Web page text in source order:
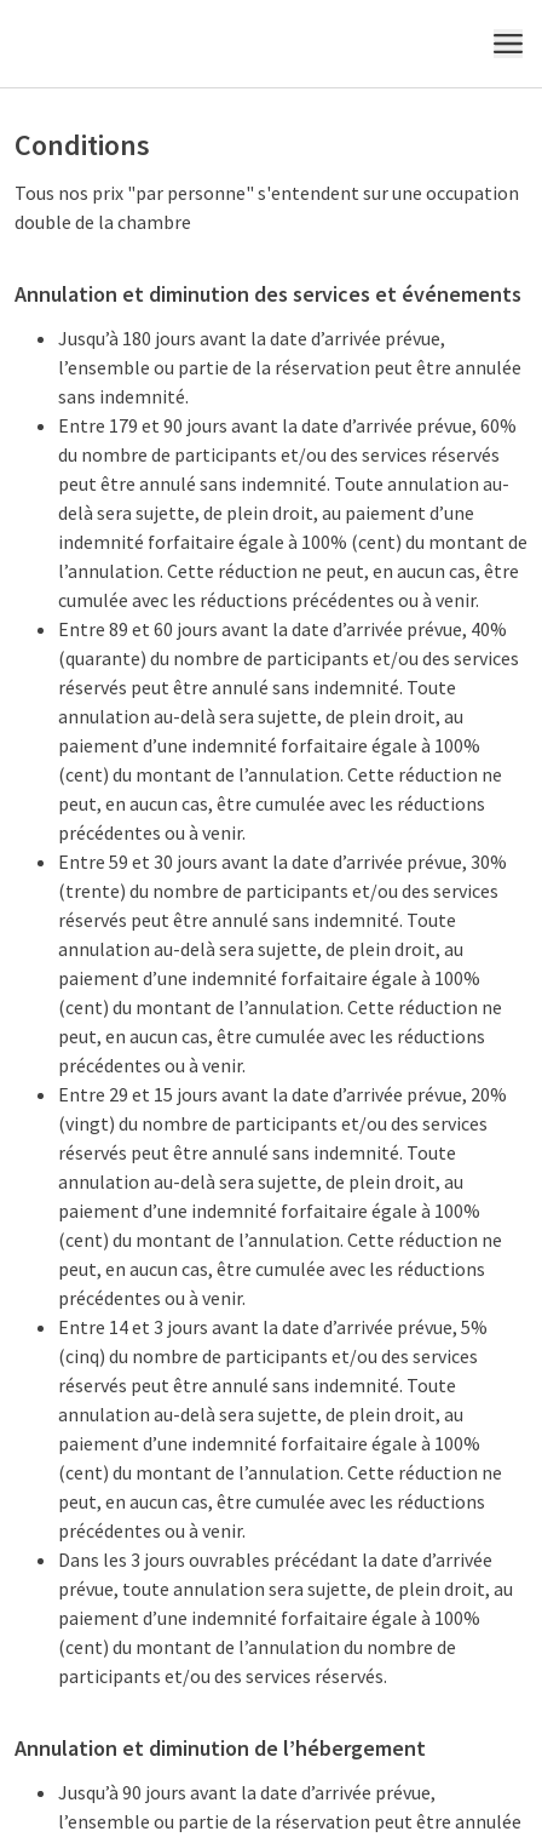
MENU
Conditions
Tous nos prix "par personne" s'entendent sur une occupation
double de la chambre
Annulation et diminution des services et événements
Jusqu’à 180 jours avant la date d’arrivée prévue,
l’ensemble ou partie de la réservation peut être annulée
sans indemnité.
Entre 179 et 90 jours avant la date d’arrivée prévue, 60%
du nombre de participants et/ou des services réservés
peut être annulé sans indemnité. Toute annulation au-
delà sera sujette, de plein droit, au paiement d’une
indemnité forfaitaire égale à 100% (cent) du montant de
l’annulation. Cette réduction ne peut, en aucun cas, être
cumulée avec les réductions précédentes ou à venir.
Entre 89 et 60 jours avant la date d’arrivée prévue, 40%
(quarante) du nombre de participants et/ou des services
réservés peut être annulé sans indemnité. Toute
annulation au-delà sera sujette, de plein droit, au
paiement d’une indemnité forfaitaire égale à 100%
(cent) du montant de l’annulation. Cette réduction ne
peut, en aucun cas, être cumulée avec les réductions
précédentes ou à venir.
Entre 59 et 30 jours avant la date d’arrivée prévue, 30%
(trente) du nombre de participants et/ou des services
réservés peut être annulé sans indemnité. Toute
annulation au-delà sera sujette, de plein droit, au
paiement d’une indemnité forfaitaire égale à 100%
(cent) du montant de l’annulation. Cette réduction ne
peut, en aucun cas, être cumulée avec les réductions
précédentes ou à venir.
Entre 29 et 15 jours avant la date d’arrivée prévue, 20%
(vingt) du nombre de participants et/ou des services
réservés peut être annulé sans indemnité. Toute
annulation au-delà sera sujette, de plein droit, au
paiement d’une indemnité forfaitaire égale à 100%
(cent) du montant de l’annulation. Cette réduction ne
peut, en aucun cas, être cumulée avec les réductions
précédentes ou à venir.
Entre 14 et 3 jours avant la date d’arrivée prévue, 5%
(cinq) du nombre de participants et/ou des services
réservés peut être annulé sans indemnité. Toute
annulation au-delà sera sujette, de plein droit, au
paiement d’une indemnité forfaitaire égale à 100%
(cent) du montant de l’annulation. Cette réduction ne
peut, en aucun cas, être cumulée avec les réductions
précédentes ou à venir.
Dans les 3 jours ouvrables précédant la date d’arrivée
prévue, toute annulation sera sujette, de plein droit, au
paiement d’une indemnité forfaitaire égale à 100%
(cent) du montant de l’annulation du nombre de
participants et/ou des services réservés.
Annulation et diminution de l’hébergement
Jusqu’à 90 jours avant la date d’arrivée prévue,
l’ensemble ou partie de la réservation peut être annulée